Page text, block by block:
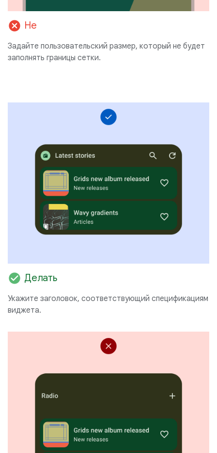
cancel Не
Задайте пользовательский размер, который не будет
заполнять границы сетки.
check_circle Делать
Укажите заголовок, соответствующий спецификациям
виджета.